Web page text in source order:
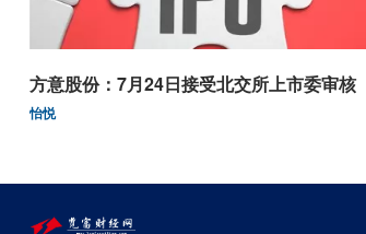
方意股份：7月24日接受北交所上市委审核
怡悦